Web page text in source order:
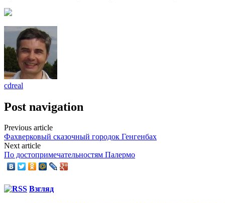
cdreal
Post navigation
Previous article
Фахверковый сказочный городок Генгенбах
Next article
По достопримечательностям Палермо
Взгляд